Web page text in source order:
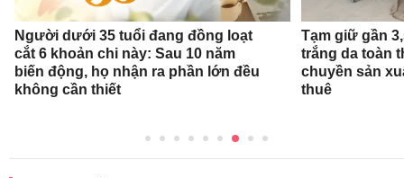
Người dưới 35 tuổi đang đồng loạt
cắt 6 khoản chi này: Sau 10 năm
biến động, họ nhận ra phần lớn đều
không cần thiết
Tạm giữ gần
trắng da toàn
chuyền sản
thuê